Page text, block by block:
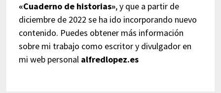
«Cuaderno de historias», y que a partir de
diciembre de 2022 se ha ido incorporando nuevo
contenido. Puedes obtener más información
sobre mi trabajo como escritor y divulgador en
mi web personal alfredlopez.es